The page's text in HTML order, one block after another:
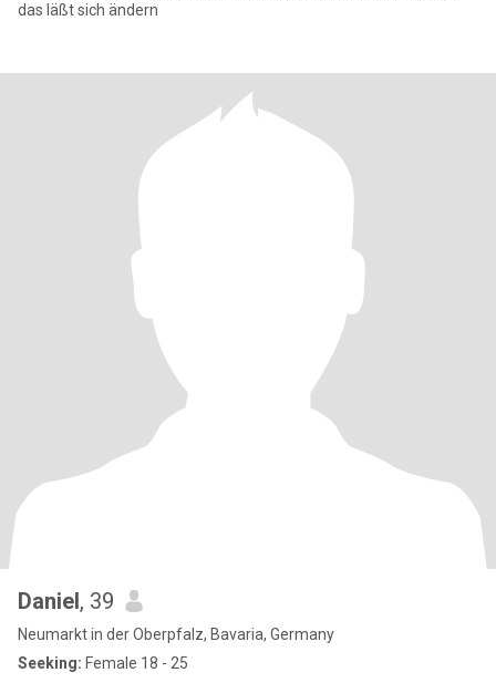
das läßt sich ändern
Daniel, 39
Neumarkt in der Oberpfalz, Bavaria, Germany
Seeking: Female 18 - 25